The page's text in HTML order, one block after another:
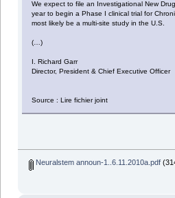
We expect to file an Investigational New
year to begin a Phase I clinical trial for
most likely be a multi-site study in the U.S.
(…)
I. Richard Garr
Director, President & Chief Executive Officer
Source : Lire fichier joint
Neuralstem announ-1..6.11.2010a.pdf